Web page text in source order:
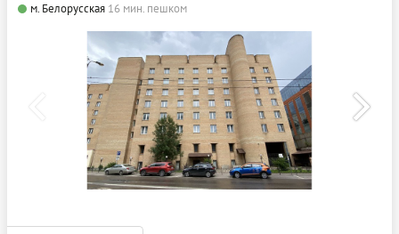
м. Белорусская 16 мин. пешком